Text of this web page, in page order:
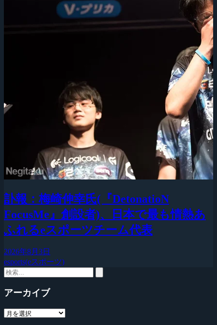
訃報：梅崎伸幸氏(『DetonatioN
FocusMe』創設者)、日本で最も情熱あ
ふれるeスポーツチーム代表
2026年8月3日
esports(eスポーツ)
アーカイブ